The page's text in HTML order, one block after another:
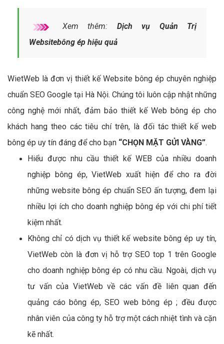
Xem thêm: Dịch vụ Quản Trị
Websitebông ép hiệu quả
WietWeb là đơn vị thiết kế Website bông ép chuyên nghiệp
chuẩn SEO Google tại Hà Nội. Chúng tôi luôn cập nhật những
công nghệ mới nhất, đảm bảo thiết kế Web bông ép cho
khách hang theo các tiêu chí trên, là đối tác thiết kế web
bông ép uy tín đáng để cho bạn “CHỌN MẶT GỬI VÀNG”.
Hiểu được nhu cầu thiết kế WEB của nhiều doanh
nghiệp bông ép, VietWeb xuất hiện để cho ra đời
những website bông ép chuẩn SEO ấn tượng, đem lại
nhiều lợi ích cho doanh nghiệp bông ép với chi phí tiết
kiệm nhất.
Không chỉ có dịch vụ thiết kế website bông ép uy tín,
VietWeb còn là đơn vị hỗ trợ SEO top 1 trên Google
cho doanh nghiệp bông ép có nhu cầu. Ngoài, dịch vụ
tư vấn của VietWeb về các vấn đề liên quan đến
quảng cáo bông ép, SEO web bông ép ; đều được
nhân viên của công ty hỗ trợ một cách nhiệt tình và cặn
kẽ nhất.